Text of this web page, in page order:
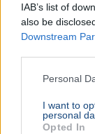
IAB’s list of
also be
Downstream
Personal
I want to
personal
Opted In
Gáspár Evelin
kritizált
Dubajban és
7,2
Orbán-